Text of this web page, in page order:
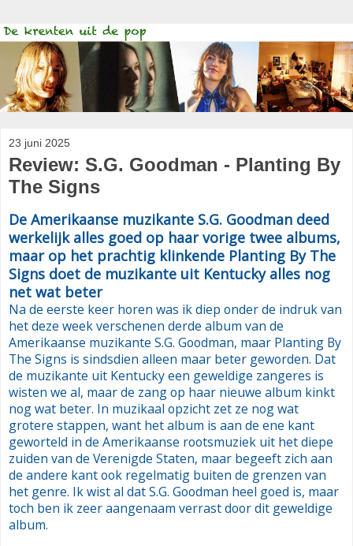
23 juni 2025
Review: S.G. Goodman - Planting By
The Signs
De Amerikaanse muzikante S.G. Goodman deed
werkelijk alles goed op haar vorige twee albums,
maar op het prachtig klinkende Planting By The
Signs doet de muzikante uit Kentucky alles nog
net wat beter
Na de eerste keer horen was ik diep onder de indruk van
het deze week verschenen derde album van de
Amerikaanse muzikante S.G. Goodman, maar Planting By
The Signs is sindsdien alleen maar beter geworden. Dat
de muzikante uit Kentucky een geweldige zangeres is
wisten we al, maar de zang op haar nieuwe album kinkt
nog wat beter. In muzikaal opzicht zet ze nog wat
grotere stappen, want het album is aan de ene kant
geworteld in de Amerikaanse rootsmuziek uit het diepe
zuiden van de Verenigde Staten, maar begeeft zich aan
de andere kant ook regelmatig buiten de grenzen van
het genre. Ik wist al dat S.G. Goodman heel goed is, maar
toch ben ik zeer aangenaam verrast door dit geweldige
album.